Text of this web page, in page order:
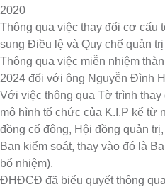
2020
Thông qua việc thay đổi cơ cấu
sung Điều lệ và Quy chế quản
Thông qua việc miễn nhiệm
2024 đối với ông Nguyễn Đình
Với việc thông qua Tờ trình
mô hình tổ chức của K.I.P kể từ
đồng cổ đông, Hội đồng quản
Ban kiểm soát, thay vào đó là
bổ nhiệm).
ĐHĐCĐ đã biểu quyết thông